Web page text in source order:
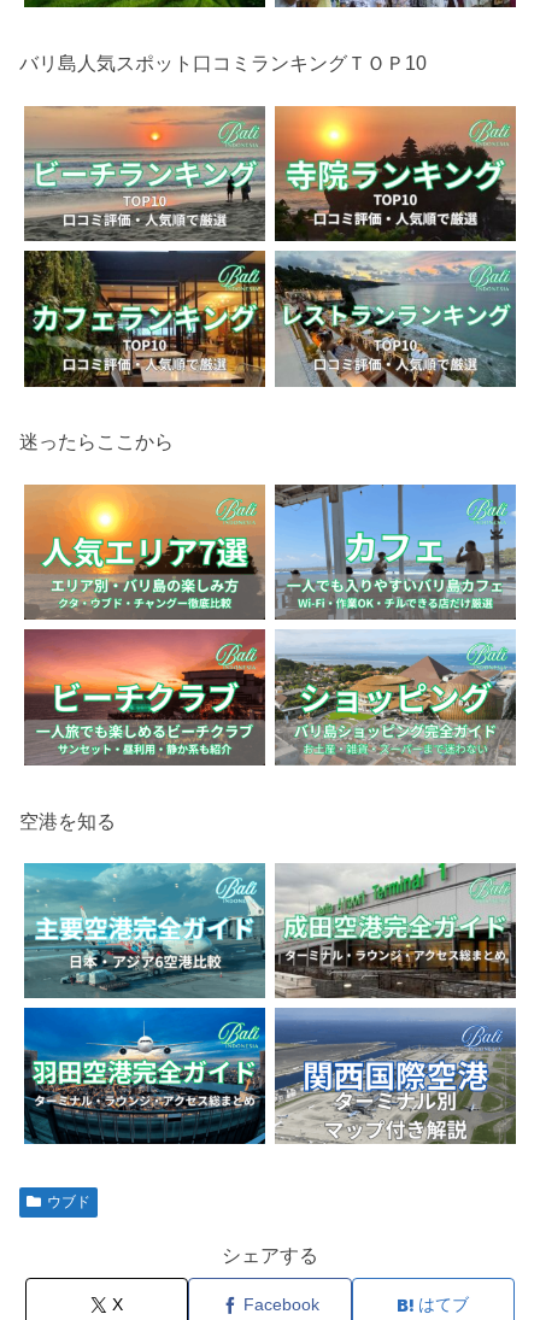
バリ島人気スポット口コミランキングＴＯＰ10
迷ったらここから
空港を知る
ウブド
シェアする
X Facebook はてブ